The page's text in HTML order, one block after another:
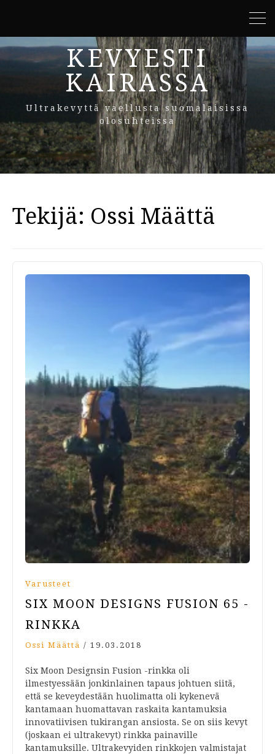
KEVYESTI
KAIRASSA
Ultrakevyttä vaellusta suomalaisissa
olosuhteissa
Tekijä: Ossi Määttä
Varusteet
SIX MOON DESIGNS FUSION 65 -
RINKKA
Ossi Määttä / 19.03.2018
Six Moon Designsin Fusion -rinkka oli
ilmestyessään jonkinlainen tapaus johtuen siitä,
että se keveydestään huolimatta oli kykenevä
kantamaan huomattavan raskaita kantamuksia
innovatiivisen tukirangan ansiosta. Se on siis kevyt
(joskaan ei ultrakevyt) rinkka painaville
kantamuksille. Ultrakevyiden rinkkojen valmistajat